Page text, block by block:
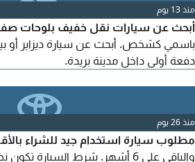
منذ 13 يوم
أبحث عن سيارات نقل خفيف بلوحات
باسمي كشخص. أبحث عن سيارة ديزاير أو
دفعة أولى داخل مدينة بريدة.
منذ 26 يوم
مطلوب سيارة استخدام جيد للشراء
والباقي على 6 أشهر. شرط